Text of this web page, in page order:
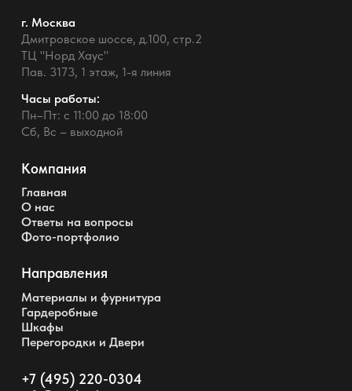
г. Москва
Дмитровское шоссе, д.100, стр.2
ТЦ "Норд Хаус"
Пав. 3173, 1 этаж, 1-я линия
Часы работы:
Пн–Пт: с 11:00 до 18:00
Сб, Вс – выходной
Компания
Главная
О нас
Ответы на вопросы
Фото-портфолио
Направления
Материалы и фурнитура
Гардеробные
Шкафы
Перегородки и Двери
+7 (495) 220-0304